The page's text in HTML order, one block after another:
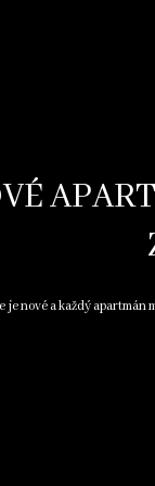
je nové a každý apartmán